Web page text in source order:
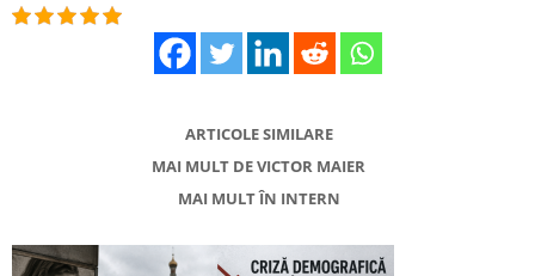
ARTICOLE SIMILARE
MAI MULT DE VICTOR MAIER
MAI MULT ÎN INTERN